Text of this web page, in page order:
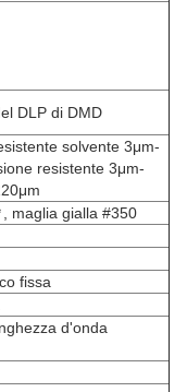
DLP di DMD
solvente 3μm-
resistente 3μm-
maglia gialla #350
fissa
d'onda